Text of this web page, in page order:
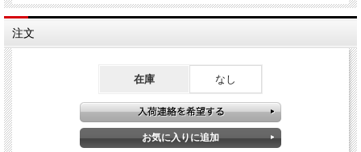
５種類の本格コインマジックができる
銀貨と銅貨の交換
注文
在庫 なし